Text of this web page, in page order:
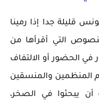
قليلة جدا إذا رمينا
التي أقرأها من
الحضور أو الالتفاف
المنظمين والمنسقين
أن يبحثوا في الصخر،